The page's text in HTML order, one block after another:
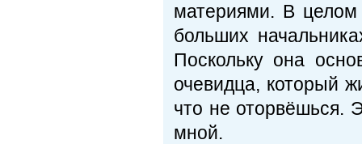
материями. В целом
больших
Поскольку она
очевидца, который
что не оторвёшься.
мной.